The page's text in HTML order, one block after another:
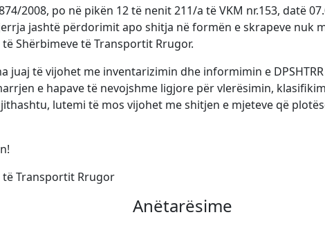
2008, po në pikën 12 të nenit 211/a të VKM nr.153, datë
jashtë përdorimit apo shitja në formën e skrapeve nuk
Shërbimeve të Transportit Rrugor.
juaj të vijohet me inventarizimin dhe informimin e
e hapave të nevojshme ligjore për vlerësimin,
lutemi të mos vijohet me shitjen e mjeteve që
Transportit Rrugor
Anëtarësime